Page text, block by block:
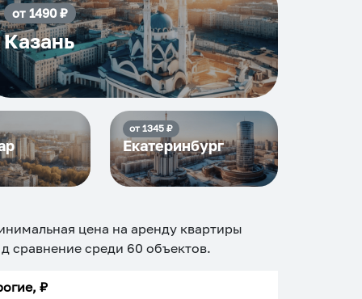
от1490₽
Казань
от 1345₽
Екатеринбург
цена на аренду квартиры
сравнение среди 60 объектов.
₽